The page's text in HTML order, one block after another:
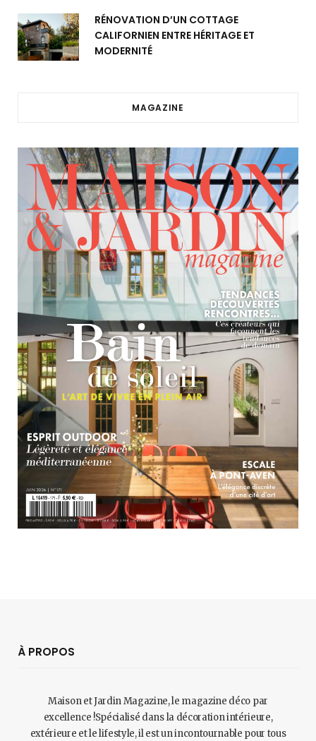
RÉNOVATION D’UN COTTAGE
CALIFORNIEN ENTRE HÉRITAGE ET
MODERNITÉ
MAGAZINE
À PROPOS
Maison et Jardin Magazine, le magazine déco par
excellence !Spécialisé dans la décoration intérieure,
extérieure et le lifestyle, il est un incontournable pour tous